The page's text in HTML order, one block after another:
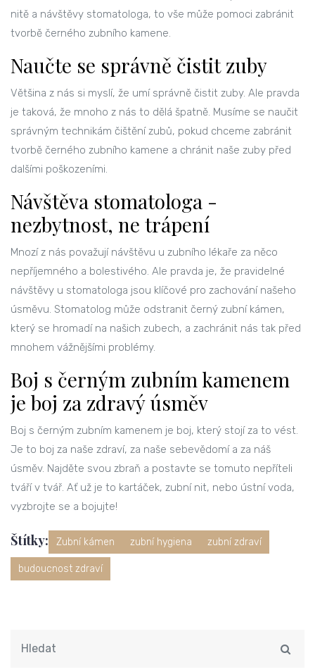
nitě a návštěvy stomatologa, to vše může pomoci zabránit
tvorbě černého zubního kamene.
Naučte se správně čistit zuby
Většina z nás si myslí, že umí správně čistit zuby. Ale pravda
je taková, že mnoho z nás to dělá špatně. Musíme se naučit
správným technikám čištění zubů, pokud chceme zabránit
tvorbě černého zubního kamene a chránit naše zuby před
dalšími poškozeními.
Návštěva stomatologa -
nezbytnost, ne trápení
Mnozí z nás považují návštěvu u zubního lékaře za něco
nepříjemného a bolestivého. Ale pravda je, že pravidelné
návštěvy u stomatologa jsou klíčové pro zachování našeho
úsměvu. Stomatolog může odstranit černý zubní kámen,
který se hromadí na našich zubech, a zachránit nás tak před
mnohem vážnějšími problémy.
Boj s černým zubním kamenem
je boj za zdravý úsměv
Boj s černým zubním kamenem je boj, který stojí za to vést.
Je to boj za naše zdraví, za naše sebevědomí a za náš
úsměv. Najděte svou zbraň a postavte se tomuto nepříteli
tváří v tvář. Ať už je to kartáček, zubní nit, nebo ústní voda,
vyzbrojte se a bojujte!
Štítky: Zubní kámen zubní hygiena zubní zdraví
budoucnost zdraví